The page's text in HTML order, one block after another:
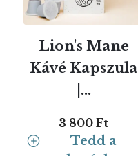
Lion's Mane
Kávé Kapszula
|...
3 800 Ft
Tedd a